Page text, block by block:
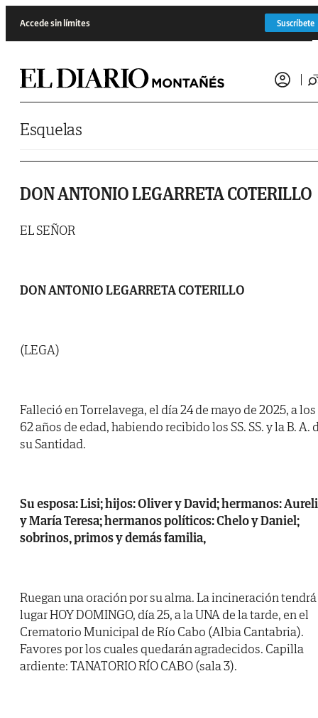
Accede sin límites Suscríbete
Esquelas
DON ANTONIO LEGARRETA COTERILLO
EL SEÑOR
DON ANTONIO LEGARRETA COTERILLO
(LEGA)
Falleció en Torrelavega, el día 24 de mayo de 2025, a los
62 años de edad, habiendo recibido los SS. SS. y la B. A.
su Santidad.
Su esposa: Lisi; hijos: Oliver y David; hermanos:
y María Teresa; hermanos políticos: Chelo y Daniel;
sobrinos, primos y demás familia,
Ruegan una oración por su alma. La incineración tendrá
lugar HOY DOMINGO, día 25, a la UNA de la tarde, en el
Crematorio Municipal de Río Cabo (Albia Cantabria).
Favores por los cuales quedarán agradecidos. Capilla
ardiente: TANATORIO RÍO CABO (sala 3).